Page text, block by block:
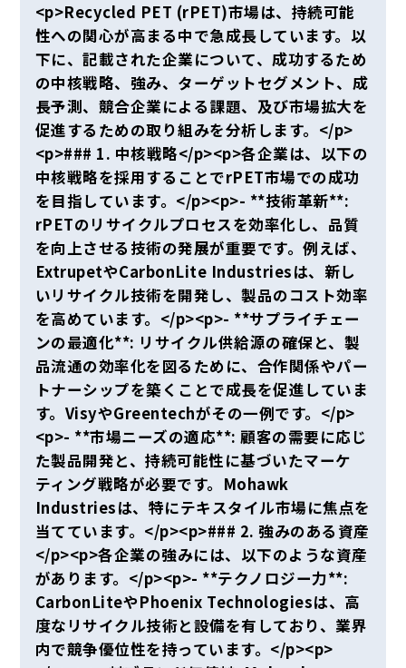
<p>Recycled PET (rPET)市場は、持続可能
性への関心が高まる中で急成長しています。以
下に、記載された企業について、成功するため
の中核戦略、強み、ターゲットセグメント、成
長予測、競合企業による課題、及び市場拡大を
促進するための取り組みを分析します。</p>
<p>### 1. 中核戦略</p><p>各企業は、以下の
中核戦略を採用することでrPET市場での成功
を目指しています。</p><p>- **技術革新**:
rPETのリサイクルプロセスを効率化し、品質
を向上させる技術の発展が重要です。例えば、
ExtrupetやCarbonLite Industriesは、新し
いリサイクル技術を開発し、製品のコスト効率
を高めています。</p><p>- **サプライチェー
ンの最適化**: リサイクル供給源の確保と、製
品流通の効率化を図るために、合作関係やパー
トナーシップを築くことで成長を促進していま
す。VisyやGreentechがその一例です。</p>
<p>- **市場ニーズの適応**: 顧客の需要に応じ
た製品開発と、持続可能性に基づいたマーケ
ティング戦略が必要です。Mohawk
Industriesは、特にテキスタイル市場に焦点を
当てています。</p><p>### 2. 強みのある資産
</p><p>各企業の強みには、以下のような資産
があります。</p><p>- **テクノロジー力**:
CarbonLiteやPhoenix Technologiesは、高
度なリサイクル技術と設備を有しており、業界
内で競争優位性を持っています。</p><p>